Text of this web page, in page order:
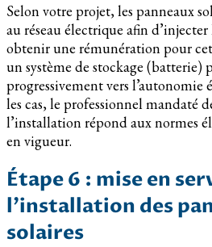
Selon votre projet, les panneaux
au réseau électrique afin
obtenir une rémunération pour
un système de stockage (batterie)
progressivement vers l’autonomie
les cas, le professionnel mandaté
l’installation répond aux normes
en vigueur.
Étape 6 : mise en
l’installation des
solaires